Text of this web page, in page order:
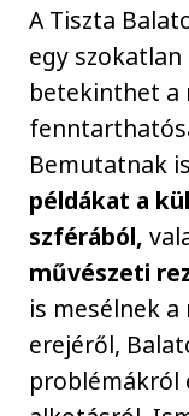
A Tiszta
egy
betekinthet a
Bemutatnak
példákat a
szférából,
művészeti
is mesélnek
erejéről,